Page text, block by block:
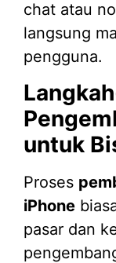
chat atau
langsung
pengguna.
untuk
Proses
iPhone
pasar dan